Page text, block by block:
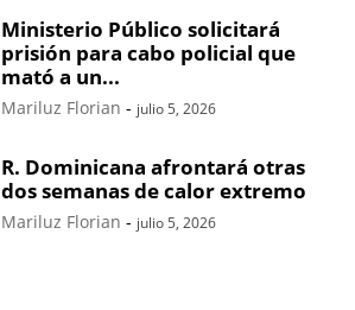
Ministerio Público solicitará
prisión para cabo policial que
mató a un...
Mariluz Florian - julio 5, 2026
R. Dominicana afrontará otras
dos semanas de calor extremo
Mariluz Florian - julio 5, 2026